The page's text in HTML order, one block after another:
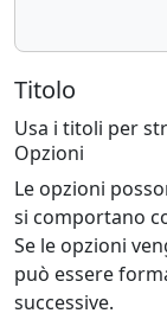
Titolo
Usa i titoli per
Opzioni
Le opzioni
si comportano
Se le opzioni
può essere
successive.